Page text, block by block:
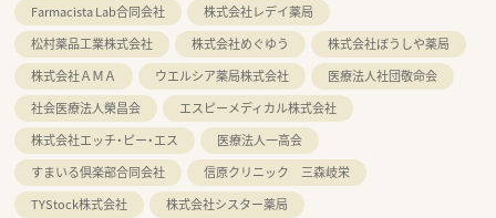
Farmacista Lab合同会社
株式会社レデイ薬局
松村薬品工業株式会社
株式会社めぐゆう
株式会社ぼうしや薬局
株式会社ＡＭＡ
ウエルシア薬局株式会社
医療法人社団敬命会
社会医療法人榮昌会
エスピーメディカル株式会社
株式会社エッチ・ピー・エス
医療法人一高会
すまいる倶楽部合同会社
信原クリニック 三森岐栄
TYStock株式会社
株式会社シスター薬局